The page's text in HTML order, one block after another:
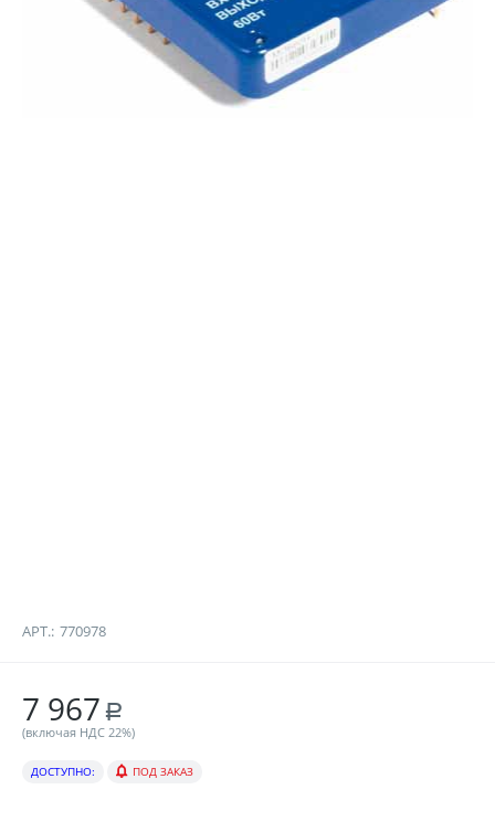
АРТ.: 770978
7 967 Р
(включая НДС 22%)
ДОСТУПНО: ПОД ЗАКАЗ